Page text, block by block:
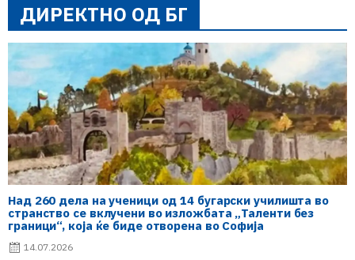
ДИРЕКТНО ОД БГ
Над 260 дела на ученици од 14 бугарски училишта во
странство се вклучени во изложбата „Таленти без
граници“, која ќе биде отворена во Софија
14.07.2026